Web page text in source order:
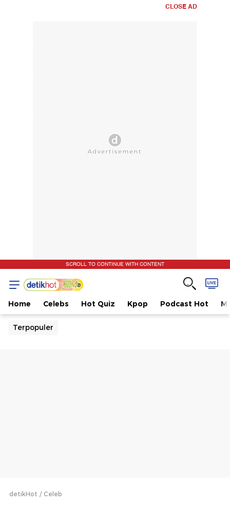
CLOSE AD
SCROLL TO CONTINUE WITH CONTENT
Home Celebs Hot Quiz Kpop Podcast Hot
Terpopuler
detikHot Celeb